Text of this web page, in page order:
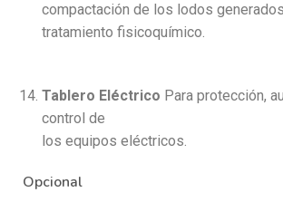
compactación de los lodos
tratamiento fisicoquímico.
Tablero Eléctrico Para protección,
control de
los equipos eléctricos.
Opcional